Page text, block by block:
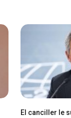
El canciller le